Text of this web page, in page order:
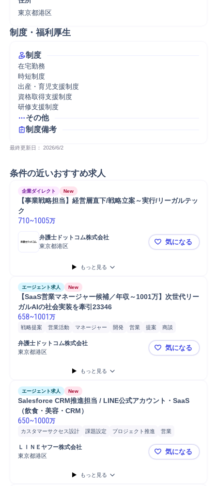
東京都港区
制度・福利厚生
制度
在宅勤務
時短制度
出産・育児支援制度
資格取得支援制度
研修支援制度
その他
制度備考
最終更新日： 2026/6/2
条件の近いおすすめ求人
企業ダイレクト New
【事業戦略担当】経営層直下/戦略立案～実行/リーガルテッ
ク
710~1005万
弁護士ドットコム株式会社
東京都港区
【事業戦略
気になる
もっと見る
エージェント求人 New
【SaaS営業マネージャー候補／年収～1001万】次世代リー
ガルAIの社会実装を牽引23346
658~1001 万
戦略提案 営業活動 マネージャー 開発 営業 提案
商談
クロージング
法人営業 既存顧客
外部折衝
顧客ニーズヒアリング
リーダー マネジメント
ソリューション型営業
新規顧客獲得
弁護士ドットコム株式会社
東京都港区
【SaaS営
気になる
もっと見る
エージェント求人 New
Salesforce CRM推進担当 / LINE公式アカウント・SaaS
（飲食・美容・CRM）
650~1000万
カスタマーサクセス設計 課題設定 プロジェクト推進
営業
業務設計 MA/CRM
Salesforce
マネジメント
プロジェクトリーダー
データ分析 開発
ＬＩＮＥヤフー株式会社
東京都港区
Salesforce
気になる
もっと見る